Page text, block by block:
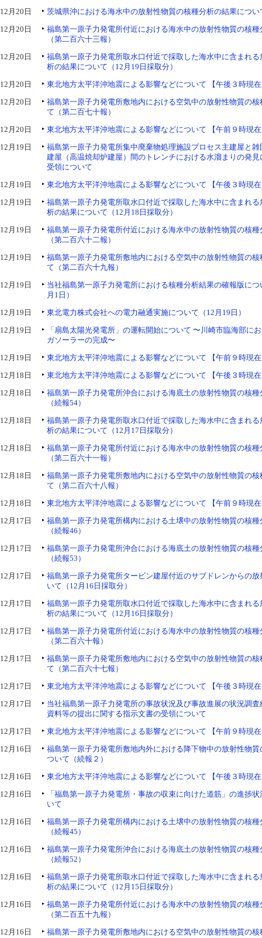
12月20日
茨城県沖における海水中の放射性物質の核種分析の結果につい
12月20日
福島第一原子力発電所付近における海水中の放射性物質の核
（第二百六十三報）
12月20日
福島第一原子力発電所取水口付近で採取した海水中に含まれ
析の結果について（12月19日採取分）
12月20日
東北地方太平洋沖地震による影響などについて 【午後３時現
12月20日
福島第一原子力発電所敷地内における空気中の放射性物質の
て（第二百七十報）
12月20日
東北地方太平洋沖地震による影響などについて 【午前９時現
12月19日
福島第一原子力発電所集中廃棄物処理施設プロセス主建屋と
建屋（高温焼却炉建屋）間のトレンチにおける水溜まりの発
受領について
12月19日
東北地方太平洋沖地震による影響などについて 【午後３時現
12月19日
福島第一原子力発電所取水口付近で採取した海水中に含まれ
析の結果について（12月18日採取分）
12月19日
福島第一原子力発電所付近における海水中の放射性物質の核
（第二百六十二報）
12月19日
福島第一原子力発電所敷地内における空気中の放射性物質の
て（第二百六十九報）
12月19日
当社福島第一原子力発電所における核種分析結果の確報版に
月1日）
12月19日
東北電力株式会社への電力融通実施について（12月19日）
12月19日
「扇島太陽光発電所」の運転開始について 〜川崎市臨海部に
ガソーラーの完成〜
12月19日
東北地方太平洋沖地震による影響などについて 【午前９時現
12月18日
東北地方太平洋沖地震による影響などについて 【午後３時現
12月18日
福島第一原子力発電所沖合における海底土の放射性物質の核
（続報54）
12月18日
福島第一原子力発電所取水口付近で採取した海水中に含まれ
析の結果について（12月17日採取分）
12月18日
福島第一原子力発電所付近における海水中の放射性物質の核
（第二百六十一報）
12月18日
福島第一原子力発電所敷地内における空気中の放射性物質の
て（第二百六十八報）
12月18日
東北地方太平洋沖地震による影響などについて 【午前９時現
12月17日
福島第一原子力発電所構内における土壌中の放射性物質の核
（続報46）
12月17日
福島第一原子力発電所沖合における海底土の放射性物質の核
（続報53）
12月17日
福島第一原子力発電所タービン建屋付近のサブドレンからの
いて（12月16日採取分）
12月17日
福島第一原子力発電所取水口付近で採取した海水中に含まれ
析の結果について（12月16日採取分）
12月17日
福島第一原子力発電所付近における海水中の放射性物質の核
（第二百六十報）
12月17日
福島第一原子力発電所敷地内における空気中の放射性物質の
て（第二百六十七報）
12月17日
東北地方太平洋沖地震による影響などについて 【午後３時現
12月17日
当社福島第一原子力発電所の事故状況及び事故進展の状況調
資料等の提出に関する指示文書の受領について
12月17日
東北地方太平洋沖地震による影響などについて 【午前９時現
12月16日
福島第一原子力発電所敷地内外における降下物中の放射性物
ついて（続報２）
12月16日
東北地方太平洋沖地震による影響などについて 【午後３時現
12月16日
「福島第一原子力発電所・事故の収束に向けた道筋」の進捗
いて
12月16日
福島第一原子力発電所構内における土壌中の放射性物質の核
（続報45）
12月16日
福島第一原子力発電所沖合における海底土の放射性物質の核
（続報52）
12月16日
福島第一原子力発電所取水口付近で採取した海水中に含まれ
析の結果について（12月15日採取分）
12月16日
福島第一原子力発電所付近における海水中の放射性物質の核
（第二百五十九報）
12月16日
福島第一原子力発電所敷地内における空気中の放射性物質の